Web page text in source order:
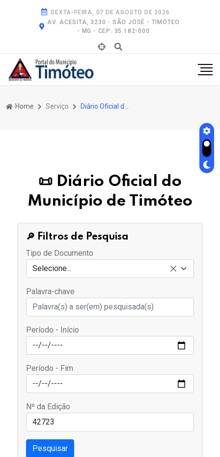
SEXTA-FEIRA, 07 DE AGOSTO DE 2026
AV. ACESITA, 3230 - SÃO JOSÉ - TIMÓTEO
- MG - CEP: 35.182-000
Home Serviço
📜 Diário Oficial do
Município de Timóteo
🔎 Filtros de Pesquisa
Tipo de Documento
Selecione...
Palavra-chave
Período - Início
Período - Fim
Nº da Edição
Pesquisar